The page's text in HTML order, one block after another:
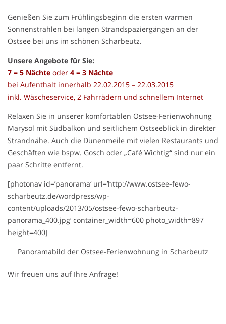
Genießen Sie zum Frühlingsbeginn die ersten warmen
Sonnenstrahlen bei langen Strandspaziergängen an der
Ostsee bei uns im schönen Scharbeutz.
Unsere Angebote für Sie:
7 = 5 Nächte oder 4 = 3 Nächte
bei Aufenthalt innerhalb 22.02.2015 – 22.03.2015
inkl. Wäscheservice, 2 Fahrrädern und schnellem Internet
Relaxen Sie in unserer komfortablen Ostsee-Ferienwohnung
Marysol mit Südbalkon und seitlichem Ostseeblick in direkter
Strandnähe. Auch die Dünenmeile mit vielen Restaurants und
Geschäften wie bspw. Gosch oder „Café Wichtig“ sind nur ein
paar Schritte entfernt.
[photonav id=’panorama‘ url=’http://www.ostsee-fewo-
scharbeutz.de/wordpress/wp-
content/uploads/2013/05/ostsee-fewo-scharbeutz-
panorama_400.jpg‘ container_width=600 photo_width=897
height=400]
Panoramabild der Ostsee-Ferienwohnung in Scharbeutz
Wir freuen uns auf Ihre Anfrage!